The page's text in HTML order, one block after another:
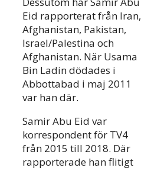
Eid rapporterat från Iran,
Afghanistan, Pakistan,
Israel/Palestina och
Afghanistan. När Usama
Bin Ladin dödades i
Abbottabad i maj 2011
var han där.
Samir Abu Eid var
korrespondent för TV4
från 2015 till 2018. Där
rapporterade han flitigt